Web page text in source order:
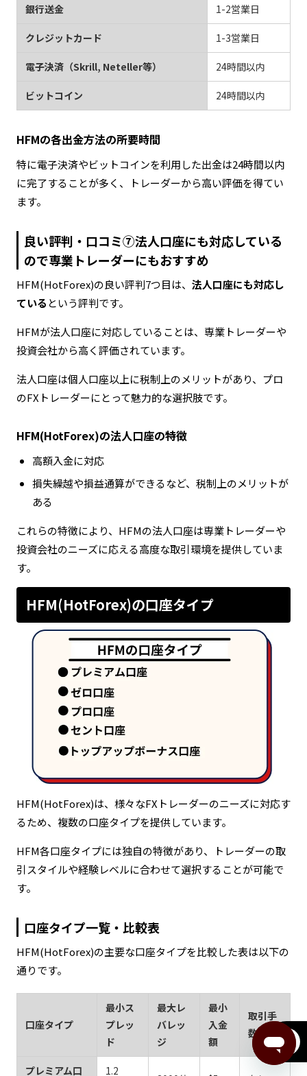
銀行送金 1-2営業日
クレジットカード 1-3営業日
電子決済（Skrill, Neteller等） 24時間以内
ビットコイン 24時間以内
HFMの各出金方法の所要時間
特に電子決済やビットコインを利用した出金は24時間以内
に完了することが多く、トレーダーから高い評価を得てい
ます。
良い評判・口コミ⑦法人口座にも対応している
ので専業トレーダーにもおすすめ
HFM(HotForex)の良い評判7つ目は、 法人口座にも対応し
ている という評判です。
HFMが法人口座に対応していることは、専業トレーダーや
投資会社から高く評価されています。
法人口座は個人口座以上に税制上のメリットがあり、プロ
のFXトレーダーにとって魅力的な選択肢です。
HFM(HotForex)の法人口座の特徴
高額入金に対応
損失繰越や損益通算ができるなど、税制上のメリットが
ある
これらの特徴により、HFMの法人口座は専業トレーダーや
投資会社のニーズに応える高度な取引環境を提供していま
す。
HFM(HotForex)の口座タイプ
HFM(HotForex)は、様々なFXトレーダーのニーズに対応す
るため、複数の口座タイプを提供しています。
HFM各口座タイプには独自の特徴があり、トレーダーの取
引スタイルや経験レベルに合わせて選択することが可能で
す。
口座タイプ一覧・比較表
HFM(HotForex)の主要な口座タイプを比較した表は以下の
通りです。
口座タイプ
最小ス
プレッ
ド
最大レ
バレッ
ジ
最小
入金
額
取引手
数料
プレミアム口 1.2
menu